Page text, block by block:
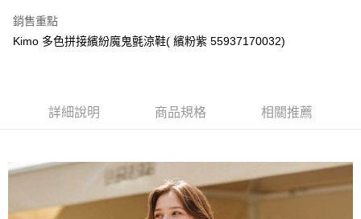
台新國際商業銀行
台灣樂天信用卡公司
Google Pay
AFTEE先享後付是「在收到商品之後才付款」的支付方式。 讓您購物簡單
３．安心：先確認商品／服務後，再付款。
【「AFTEE先享後付」結帳流程】
１．於結帳方式選擇「AFTEE先享後付」後，將跳轉至「AFTEE先享後付」
ATM付款
運送方式
全家取貨付款
銷售重點
Kimo 多色拼接繽紛魔鬼氈涼鞋( 繽粉紫 55937170032)
詳細說明 商品規格 相關推薦